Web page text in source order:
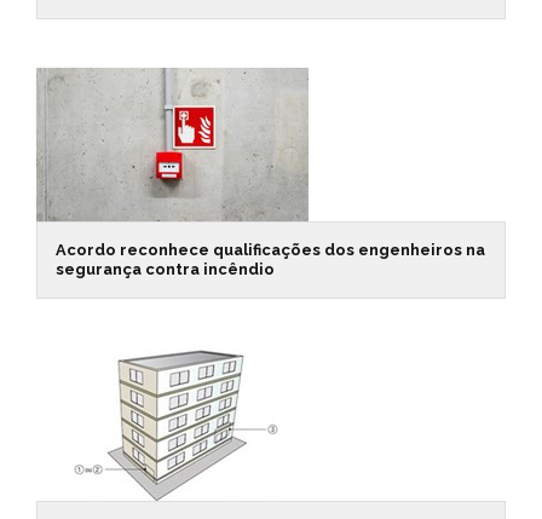
Acordo reconhece qualificações dos engenheiros na
segurança contra incêndio